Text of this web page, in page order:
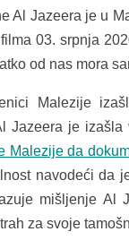
Al Jazeera je u
03. srpnja
od nas mora
Malezije
Jazeera je
Malezije da
navodeći da
mišljenje Al
za svoje